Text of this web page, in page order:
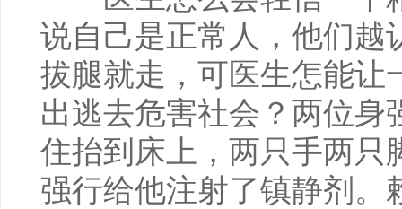
说自己是正常人，他们越
拔腿就走，可医生怎能让
出逃去危害社会？两位身
住抬到床上，两只手两只
强行给他注射了镇静剂。